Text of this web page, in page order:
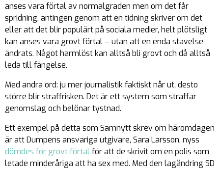
anses vara förtal av normalgraden men om det får
spridning, antingen genom att en tidning skriver om det
eller att det blir populärt på sociala medier, helt plötsligt
kan anses vara grovt förtal – utan att en enda stavelse
ändrats. Något harmlöst kan alltså bli grovt och då alltså
leda till fängelse.
Med andra ord: ju mer journalistik faktiskt når ut, desto
större blir straffrisken. Det är ett system som straffar
genomslag och belönar tystnad.
Ett exempel på detta som Samnytt skrev om häromdagen
är att Dumpens ansvariga utgivare, Sara Larsson, nyss
dömdes för grovt förtalför att de skrivit om en polis som
letade minderåriga att ha sex med. Med den lagändring SD